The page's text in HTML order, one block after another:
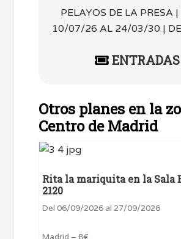
PELAYOS DE LA PRESA |
10/07/26 AL 24/03/30 |
ENTRADAS
Otros planes en la
Centro de Madrid
Rita la mariquita en la Sala
2120
Del 06/09/2026 al 27/09/2026